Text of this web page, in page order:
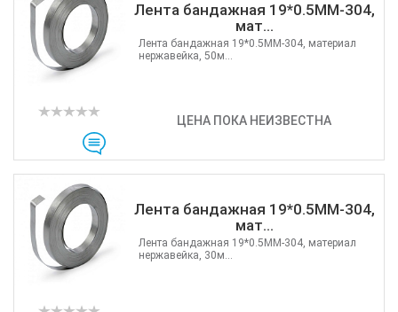
Лента бандажная 19*0.5MM-304,
мат...
ЦЕНА ПОКА НЕИЗВЕСТНА
Лента бандажная 19*0.5MM-304, материал
нержавейка, 50м...
Лента бандажная 19*0.5MM-304,
мат...
Лента бандажная 19*0.5MM-304, материал
нержавейка, 30м...